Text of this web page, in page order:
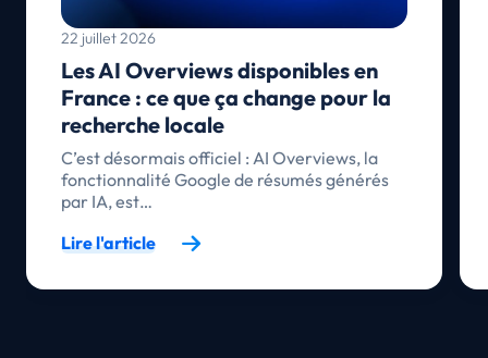
Transformez le "bruit" des avis clients en rapports
décisionnels. Générez des analyses claires pour vos
arbitrages et facilitez la prise de décision au niveau du
siège et des directions régionales.
22 juillet 2026
Les AI Overviews disponibles en
France : ce que ça change pour la
recherche locale
C’est désormais officiel : AI Overviews, la
fonctionnalité Google de résumés générés
par IA, est…
Lire l'article